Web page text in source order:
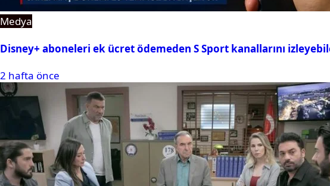
Medya
Disney+ aboneleri ek ücret ödemeden S Sport kanallarını
2 hafta önce